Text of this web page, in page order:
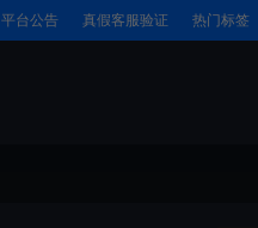
平台公告 真假客服验证 热门标签